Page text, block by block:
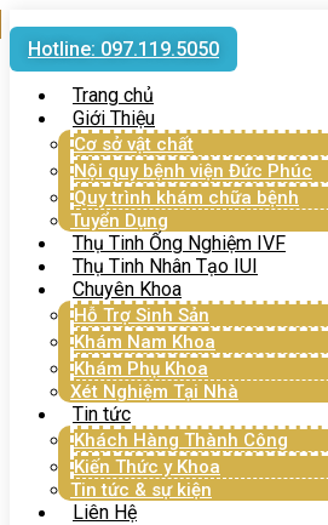
Hotline: 097.119.5050
Trang chủ
Giới Thiệu
Cơ sở vật chất
Nội quy bệnh viện Đức Phúc
Quy trình khám chữa bệnh
Tuyển Dụng
Thụ Tinh Ống Nghiệm IVF
Thụ Tinh Nhân Tạo IUI
Chuyên Khoa
Hỗ Trợ Sinh Sản
Khám Nam Khoa
Khám Phụ Khoa
Xét Nghiệm Tại Nhà
Tin tức
Khách Hàng Thành Công
Kiến Thức y Khoa
Tin tức & sự kiện
Liên Hệ